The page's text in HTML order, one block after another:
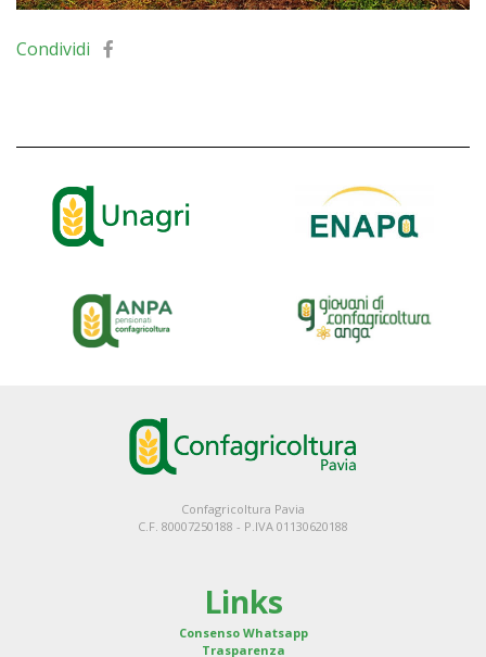
Condividi
Confagricoltura Pavia
C.F. 80007250188 - P.IVA 01130620188
Links
Consenso Whatsapp
Trasparenza